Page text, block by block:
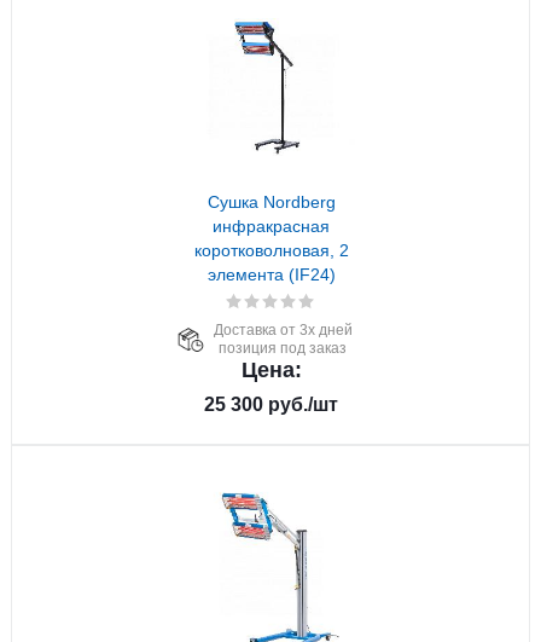
Сушка Nordberg
инфракрасная
коротковолновая, 2
элемента (IF24)
Доставка от 3х дней
позиция под заказ
Цена:
25 300 руб./шт